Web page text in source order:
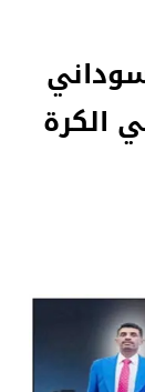
بغداد
اللواء
وكلاء الوزارات
حزب معارض كردي قرب
بلدية الناصرية
الكرة